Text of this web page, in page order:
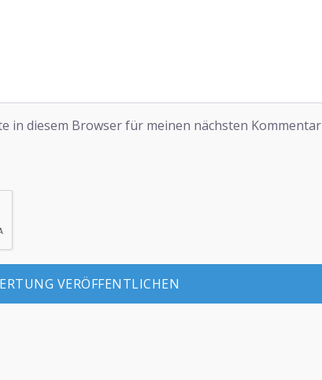
in diesem Browser für meinen nächsten Kommentar